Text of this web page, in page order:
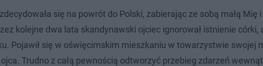
się na powrót do Polski, zabierając ze sobą małą Mię
kolejne dwa lata skandynawski ojciec ignorował istnienie córki,
Pojawił się w oświęcimskim mieszkaniu w towarzystwie swojej
Trudno z całą pewnością odtworzyć przebieg zdarzeń